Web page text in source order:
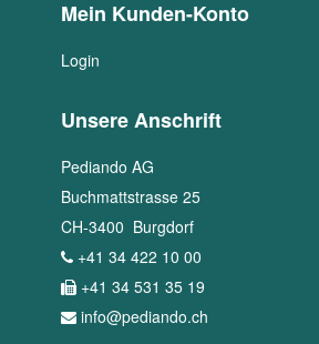
Mein Kunden-Konto
Login
Unsere Anschrift
Pediando AG
Buchmattstrasse 25
CH-3400 Burgdorf
+41 34 422 10 00
+41 34 531 35 19
info@pediando.ch